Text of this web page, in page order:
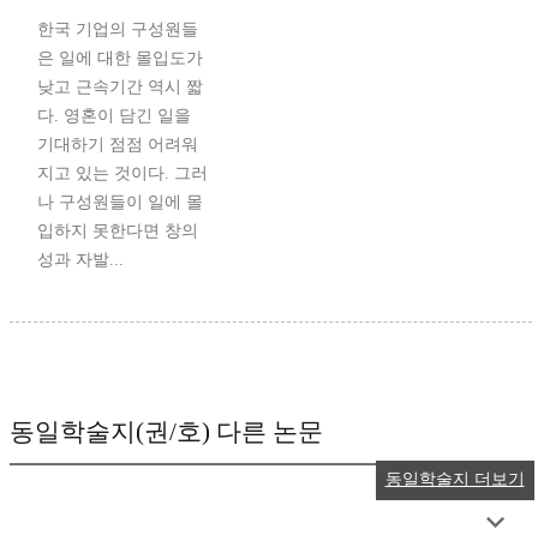
한국 기업의 구성원들
은 일에 대한 몰입도가
낮고 근속기간 역시 짧
다. 영혼이 담긴 일을
기대하기 점점 어려워
지고 있는 것이다. 그러
나 구성원들이 일에 몰
입하지 못한다면 창의
성과 자발...
동일학술지(권/호) 다른 논문
동일학술지 더보기